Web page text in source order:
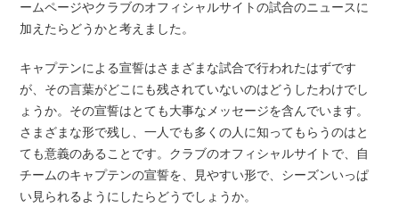
ームページやクラブのオフィシャルサイトの試合のニュースに
加えたらどうかと考えました。
キャプテンによる宣誓はさまざまな試合で行われたはずです
が、その言葉がどこにも残されていないのはどうしたわけでし
ょうか。その宣誓はとても大事なメッセージを含んでいます。
さまざまな形で残し、一人でも多くの人に知ってもらうのはと
ても意義のあることです。クラブのオフィシャルサイトで、自
チームのキャプテンの宣誓を、見やすい形で、シーズンいっぱ
い見られるようにしたらどうでしょうか。